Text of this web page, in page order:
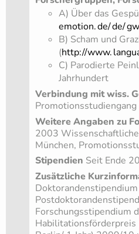
A) Über das
emotion.de/de/
B) Scham und
(http://www.
C) Parodierte
Jahrhundert
Verbindung mit wiss.
Weitere Angaben zu
2003
München,
Stipendien Seit Ende
Zusätzliche
Forschungsstipendium